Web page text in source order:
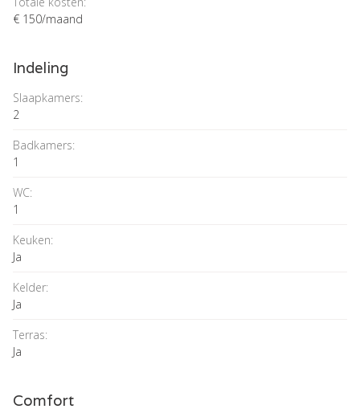
€ 150/maand
Indeling
Slaapkamers:
2
Badkamers:
1
WC:
1
Keuken:
Ja
Kelder:
Ja
Terras:
Ja
Comfort